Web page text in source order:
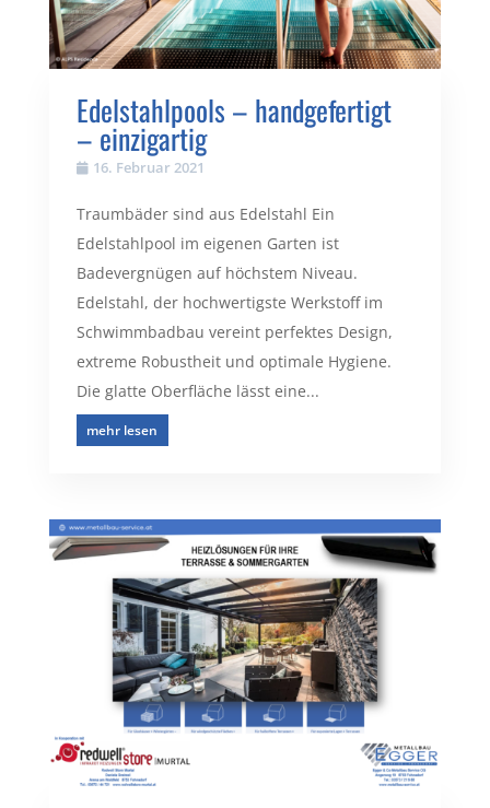
Edelstahlpools – handgefertigt
– einzigartig
16. Februar 2021
Traumbäder sind aus Edelstahl Ein
Edelstahlpool im eigenen Garten ist
Badevergnügen auf höchstem Niveau.
Edelstahl, der hochwertigste Werkstoff im
Schwimmbadbau vereint perfektes Design,
extreme Robustheit und optimale Hygiene.
Die glatte Oberfläche lässt eine...
mehr lesen